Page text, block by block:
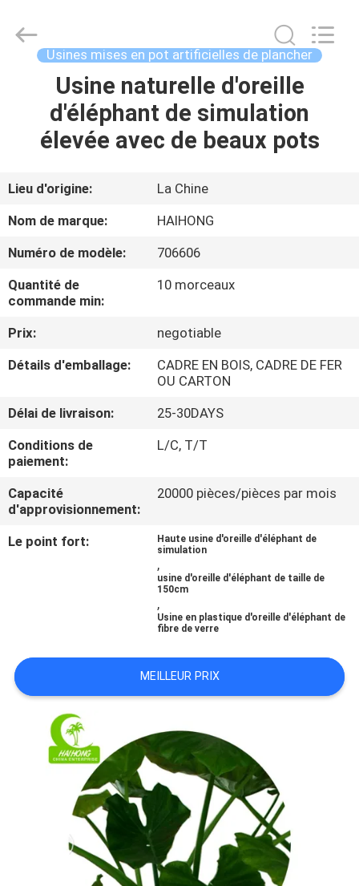
MAISON
PRODUITS
VIDÉOS
PROPOS
DE
NOUS
VISITE
L'USINE
CONTRÔLE
QUALITÉ
CONTACTEZ-
LES
AFFAIRES
DEMANDEZ
Usines mises en pot artificielles de plancher
Usine naturelle d'oreille
d'éléphant de simulation
élevée avec de beaux pots
Lieu d'origine:
La Chine
Nom de marque:
HAIHONG
Numéro de modèle:
706606
Quantité de
commande min:
10 morceaux
Prix:
negotiable
Détails d'emballage:
CADRE EN BOIS, CADRE DE FER
OU CARTON
Délai de livraison:
25-30DAYS
Conditions de
paiement:
L/C, T/T
Capacité
d'approvisionnement:
20000 pièces/pièces par mois
Le point fort:
Haute usine d'oreille d'éléphant de
simulation
,
usine d'oreille d'éléphant de taille de
150cm
,
Usine en plastique d'oreille d'éléphant de
fibre de verre
MEILLEUR PRIX